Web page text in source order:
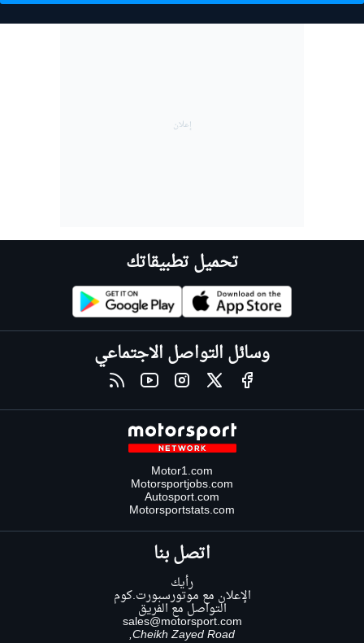
تحميل تطبيقاتك
وسائل التواصل الاجتماعي
Motor1.com
Motorsportjobs.com
Autosport.com
Motorsportstats.com
اتصل بنا
رأيك
الإعلان مع موتورسبورت.كوم
التواصل مع الفريق
sales@motorsport.com
Cheikh Zayed Road,